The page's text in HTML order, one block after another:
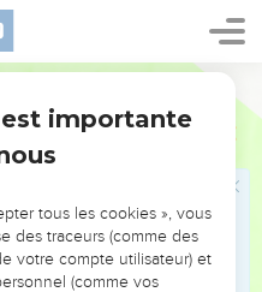
vers les chefs des prêtres et
ne l'avez-vous pas
: « Est-ce que vous aussi,
ou les pharisiens qui ait
importante
tous les cookies », vous
des traceurs (comme des
votre compte utilisateur) et
(comme vos